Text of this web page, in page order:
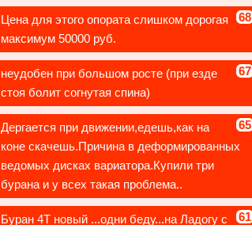
68
Цена для этого опората слишком дорогая
максимум 50000 руб.
67
неудобен при большом росте (при езде
стоя болит согнутая спина)
65
Дергается при движении,едешь,как на
коне скачешь.Причина в деформированных
ведомых дисках вариатора.Купили три
бурана и у всех такая проблема..
61
Буран 4Т новый ...одни беду...на Ладогу с